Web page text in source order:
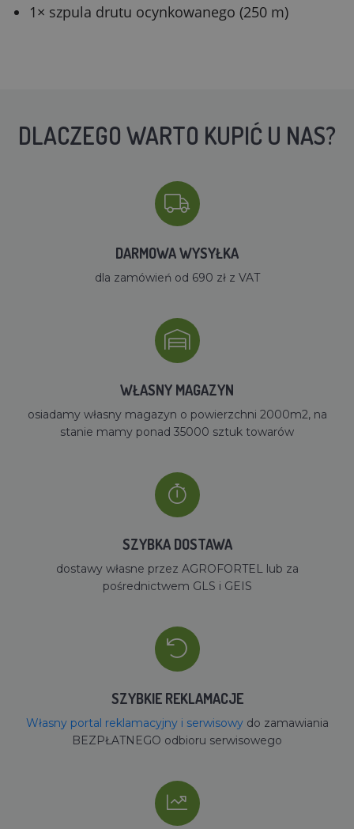
1× szpula drutu ocynkowanego (250 m)
DLACZEGO WARTO KUPIĆ U NAS?
DARMOWA WYSYŁKA
dla zamówień od 690 zł z VAT
WŁASNY MAGAZYN
osiadamy własny magazyn o powierzchni 2000m2, na
stanie mamy ponad 35000 sztuk towarów
SZYBKA DOSTAWA
dostawy własne przez AGROFORTEL lub za
pośrednictwem GLS i GEIS
SZYBKIE REKLAMACJE
Własny portal reklamacyjny i serwisowydo zamawiania
BEZPŁATNEGO odbioru serwisowego